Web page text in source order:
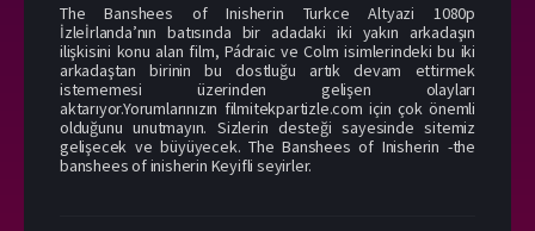
The Banshees of Inisherin Turkce Altyazi 1080p
İzleİrlanda’nın batısında bir adadaki iki yakın arkadaşın
ilişkisini konu alan film, Pádraic ve Colm isimlerindeki bu iki
arkadaştan birinin bu dostluğu artık devam ettirmek
istememesi üzerinden gelişen olayları
aktarıyor.Yorumlarınızın filmitekpartizle.com için çok önemli
olduğunu unutmayın. Sizlerin desteği sayesinde sitemiz
gelişecek ve büyüyecek. The Banshees of Inisherin -the
banshees of inisherin Keyifli seyirler.